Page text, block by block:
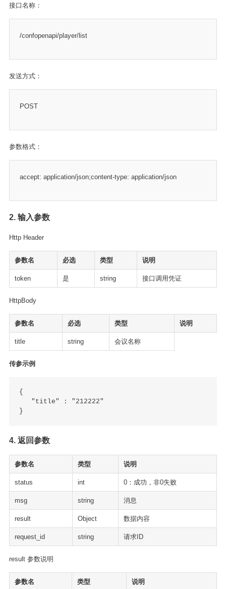
接口名称：
/confopenapi/player/list
发送方式：
POST
参数格式：
accept: application/json;content-type: application/json
2. 输入参数
Http Header
参数名 必选 类型 说明
token 是 string 接口调用凭证
HttpBody
参数名 必选 类型 说明
title string 会议名称
传参示例
{
   "title" : "212222"
4. 返回参数
参数名 类型 说明
status int 0：成功，非0失败
msg string 消息
result Object 数据内容
request_id string 请求ID
result 参数说明
参数名 类型 说明